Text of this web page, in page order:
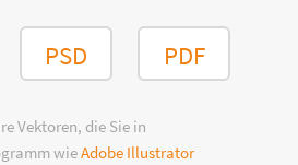
PSD PDF
Vektoren, die Sie in
wieAdobe Illustrator